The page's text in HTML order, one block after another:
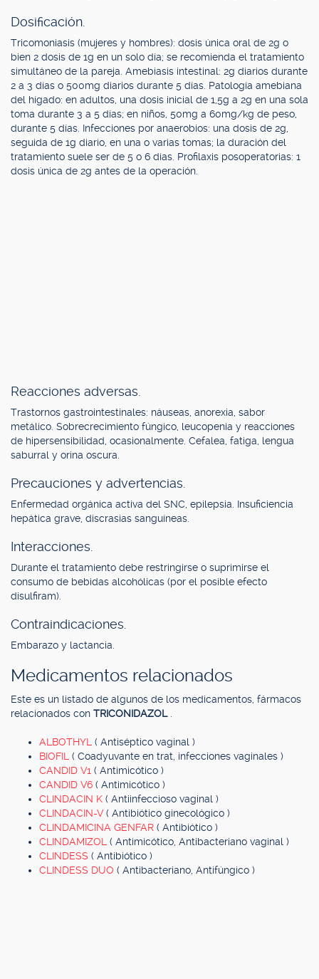
Dosificación.
Tricomoniasis (mujeres y hombres): dosis única oral de 2g o
bien 2 dosis de 1g en un solo día; se recomienda el tratamiento
simultáneo de la pareja. Amebiasis intestinal: 2g diarios durante
2 a 3 días o 500mg diarios durante 5 días. Patología amebiana
del hígado: en adultos, una dosis inicial de 1,5g a 2g en una sola
toma durante 3 a 5 días; en niños, 50mg a 60mg/kg de peso,
durante 5 días. Infecciones por anaerobios: una dosis de 2g,
seguida de 1g diario, en una o varias tomas; la duración del
tratamiento suele ser de 5 o 6 días. Profilaxis posoperatorias: 1
dosis única de 2g antes de la operación.
Reacciones adversas.
Trastornos gastrointestinales: náuseas, anorexia, sabor
metálico. Sobrecrecimiento fúngico, leucopenia y reacciones
de hipersensibilidad, ocasionalmente. Cefalea, fatiga, lengua
saburral y orina oscura.
Precauciones y advertencias.
Enfermedad orgánica activa del SNC, epilepsia. Insuficiencia
hepática grave, discrasias sanguíneas.
Interacciones.
Durante el tratamiento debe restringirse o suprimirse el
consumo de bebidas alcohólicas (por el posible efecto
disulfiram).
Contraindicaciones.
Embarazo y lactancia.
Medicamentos relacionados
Este es un listado de algunos de los medicamentos, fármacos
relacionados con TRICONIDAZOL
ALBOTHYL ( Antiséptico vaginal )
BIOFIL ( Coadyuvante en trat, infecciones vaginales )
CANDID V1 ( Antimicótico )
CANDID V6 ( Antimicótico )
CLINDACIN K ( Antiinfeccioso vaginal )
CLINDACIN-V( Antibiótico ginecológico )
CLINDAMICINA GENFAR ( Antibiótico )
CLINDAMIZOL ( Antimicótico, Antibacteriano vaginal )
CLINDESS ( Antibiótico )
CLINDESS DUO ( Antibacteriano, Antifúngico )